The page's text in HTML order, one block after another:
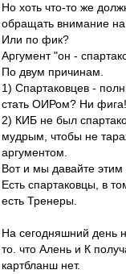
Но хоть что-то же
обращать внимание на
Или по фик?
Аргумент "он -
По двум причинам.
1) Спартаковцев -
стать ОИРом? Ни фига!
2) КИБ не был
мудрым, чтобы не
аргументом.
Вот и мы давайте этим
Есть спартаковцы, в
есть Тренеры.
На сегодняшний день
то. что Алень и К
картбланш нет.